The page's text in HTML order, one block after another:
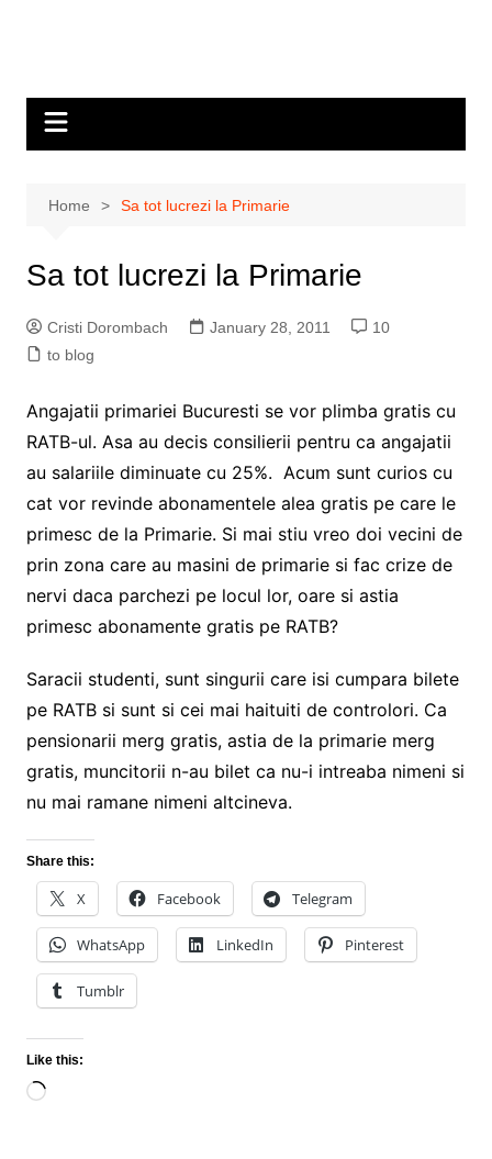
Home Sa tot lucrezi la Primarie
Sa tot lucrezi la Primarie
Cristi Dorombach January 28, 2011
10
to blog
Angajatii primariei Bucuresti se vor plimba gratis cu
RATB-ul. Asa au decis consilierii pentru ca angajatii
au salariile diminuate cu 25%. Acum sunt curios cu
cat vor revinde abonamentele alea gratis pe care le
primesc de la Primarie. Si mai stiu vreo doi vecini de
prin zona care au masini de primarie si fac crize de
nervi daca parchezi pe locul lor, oare si astia
primesc abonamente gratis pe RATB?
Saracii studenti, sunt singurii care isi cumpara bilete
pe RATB si sunt si cei mai haituiti de controlori. Ca
pensionarii merg gratis, astia de la primarie merg
gratis, muncitorii n-au bilet ca nu-i intreaba nimeni si
nu mai ramane nimeni altcineva.
Share this:
X Facebook Telegram
WhatsApp LinkedIn Pinterest
Tumblr
Like this:
Loading…